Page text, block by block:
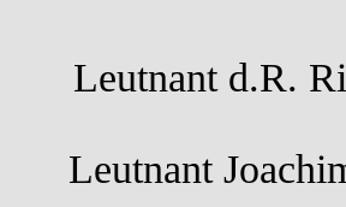
Leutnant d.R.
Leutnant